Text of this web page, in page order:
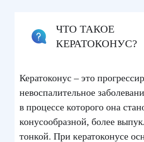
ЧТО ТАКОЕ
КЕРАТОКОНУС?
Кератоконус – это
невоспалительное
в процессе которого она
конусообразной, более
тонкой. При кератоконусе